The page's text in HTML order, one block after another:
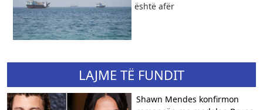
është afër
LAJME TË FUNDIT
Shawn Mendes konfirmon